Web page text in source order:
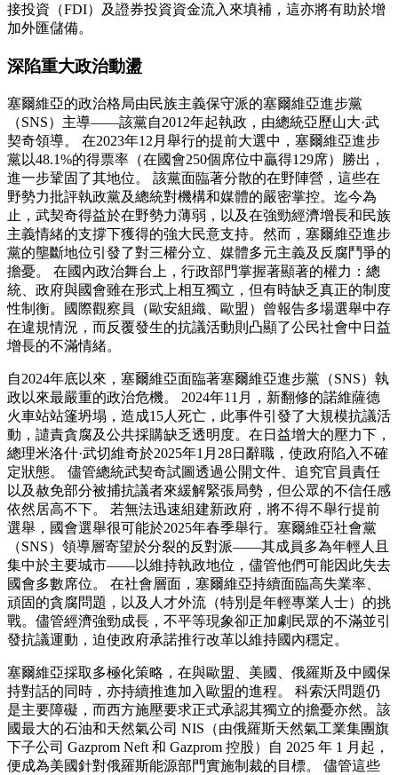
接投資（FDI）及證券投資資金流入來填補，這亦將有助於增
加外匯儲備。
深陷重大政治動盪
塞爾維亞的政治格局由民族主義保守派的塞爾維亞進步黨
（SNS）主導——該黨自2012年起執政，由總統亞歷山大·武
契奇領導。 在2023年12月舉行的提前大選中，塞爾維亞進步
黨以48.1%的得票率（在國會250個席位中贏得129席）勝出，
進一步鞏固了其地位。 該黨面臨著分散的在野陣營，這些在
野勢力批評執政黨及總統對機構和媒體的嚴密掌控。迄今為
止，武契奇得益於在野勢力薄弱，以及在強勁經濟增長和民族
主義情緒的支撐下獲得的強大民意支持。然而，塞爾維亞進步
黨的壟斷地位引發了對三權分立、媒體多元主義及反腐鬥爭的
擔憂。 在國內政治舞台上，行政部門掌握著顯著的權力：總
統、政府與國會雖在形式上相互獨立，但有時缺乏真正的制度
性制衡。國際觀察員（歐安組織、歐盟）曾報告多場選舉中存
在違規情況，而反覆發生的抗議活動則凸顯了公民社會中日益
增長的不滿情緒。
自2024年底以來，塞爾維亞面臨著塞爾維亞進步黨（SNS）執
政以來最嚴重的政治危機。 2024年11月，新翻修的諾維薩德
火車站站篷坍塌，造成15人死亡，此事件引發了大規模抗議活
動，譴責貪腐及公共採購缺乏透明度。在日益增大的壓力下，
總理米洛什·武切維奇於2025年1月28日辭職，使政府陷入不確
定狀態。 儘管總統武契奇試圖透過公開文件、追究官員責任
以及赦免部分被捕抗議者來緩解緊張局勢，但公眾的不信任感
依然居高不下。 若無法迅速組建新政府，將不得不舉行提前
選舉，國會選舉很可能於2025年春季舉行。塞爾維亞社會黨
（SNS）領導層寄望於分裂的反對派——其成員多為年輕人且
集中於主要城市——以維持執政地位，儘管他們可能因此失去
國會多數席位。 在社會層面，塞爾維亞持續面臨高失業率、
頑固的貪腐問題，以及人才外流（特別是年輕專業人士）的挑
戰。儘管經濟強勁成長，不平等現象卻正加劇民眾的不滿並引
發抗議運動，迫使政府承諾推行改革以維持國內穩定。
塞爾維亞採取多極化策略，在與歐盟、美國、俄羅斯及中國保
持對話的同時，亦持續推進加入歐盟的進程。 科索沃問題仍
是主要障礙，而西方施壓要求正式承認其獨立的擔憂亦然。該
國最大的石油和天然氣公司 NIS（由俄羅斯天然氣工業集團旗
下子公司 Gazprom Neft 和 Gazprom 控股）自 2025 年 1 月起，
便成為美國針對俄羅斯能源部門實施制裁的目標。 儘管這些